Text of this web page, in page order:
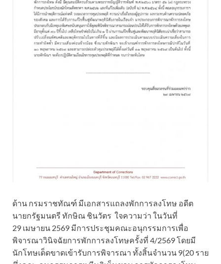
ด้าน กรมราชทัณฑ์ มีเอกสารแถลงพักการลงโทษ อดีต
นายกรัฐมนตรี ทักษิณ ชินวัตร ใจความว่า ในวันที่
29 เมษายน 2569 มีการประชุมคณะอนุกรรมการเพื่อ
พิจารณาวินิจฉัยการพักการลงโทษครั้งที่ 4/2569 โดยมี
นักโทษเด็ดขาดเข้ารับการพิจารณา ทั้งสิ้นจำนวน 9(20 ราย